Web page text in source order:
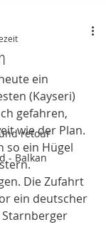
retour
- Balkan
ein
(Kayseri)
gefahren,
wie der Plan.
so ein Hügel
Die Zufahrt
ein deutscher